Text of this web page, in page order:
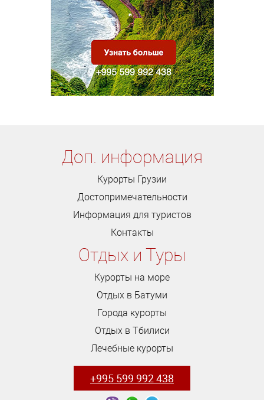
Доп. информация
Курорты Грузии
Достопримечательности
Информация для туристов
Контакты
Отдых и Туры
Курорты на море
Отдых в Батуми
Города курорты
Отдых в Тбилиси
Лечебные курорты
+995 599 992 438